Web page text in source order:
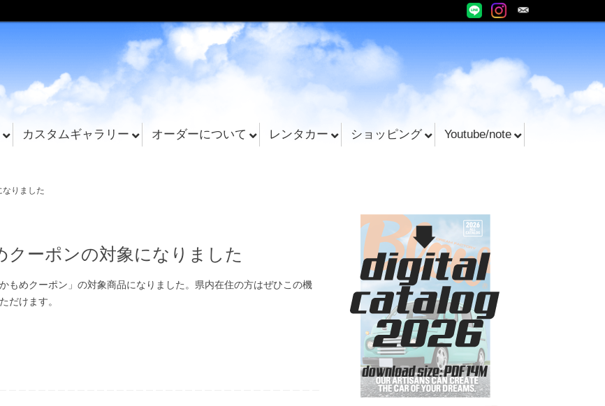
カスタムギャラリー オーダーについて レンタカー ショッピング
Youtube/note
りました
ーポンの対象になりました
もめクーポン」の対象商品になりました。県内在住の方はぜひこの機
だけます。